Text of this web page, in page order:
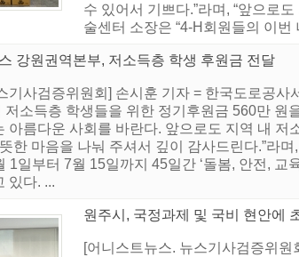
수 있어서 기쁘다.”라며, “앞으로
술센터 소장은 “4-H회원들의 이
강원권역본부, 저소득층 학생 후원금 전달
기사검증위원회] 손시훈 기자 = 한국도로공
저소득층 학생들을 위한 정기후원금 560만 원
아름다운 사회를 바란다. 앞으로도 지역 내
한 마음을 나눠 주셔서 깊이 감사드린다.”라
1일부터 7월 15일까지 45일간 ‘돌봄, 안전,
있다. ...
원주시, 국정과제 및 국비 현안에
[어니스트뉴스. 뉴스기사검증위